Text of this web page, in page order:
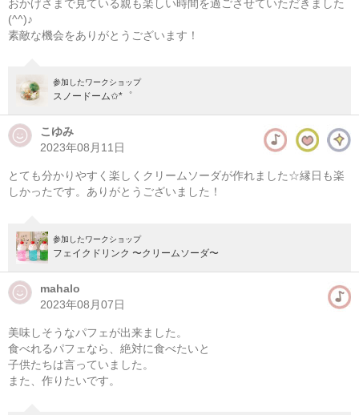
準備中
次の開催をお楽しみに！
おかげさまで見ている親も楽しい時間を過ごさせていただきました
(^^)♪
素敵な機会をありがとうございます！
参加したワークショップ
スノードーム✩*゜
こゆみ
2023年08月11日
とても分かりやすく楽しくクリームソーダが作れました☆縁日も楽
しかったです。ありがとうございました！
参加したワークショップ
フェイクドリンク 〜クリームソーダ〜
mahalo
2023年08月07日
美味しそうなパフェが出来ました。
食べれるパフェなら、絶対に食べたいと
子供たちは言っていました。
また、作りたいです。